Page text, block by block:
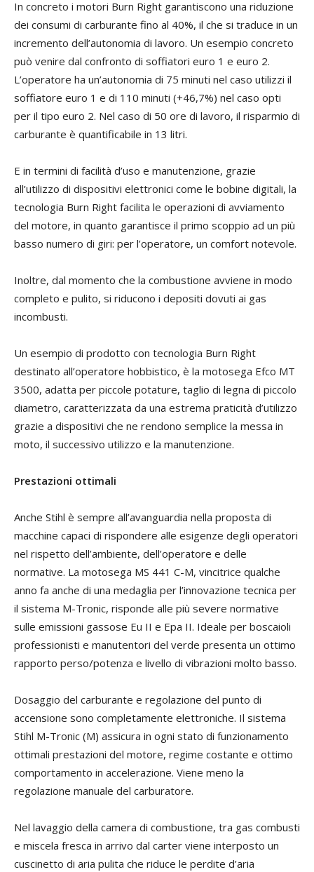
In concreto i motori Burn Right garantiscono una riduzione
dei consumi di carburante fino al 40%, il che si traduce in un
incremento dell’autonomia di lavoro. Un esempio concreto
può venire dal confronto di soffiatori euro 1 e euro 2.
L’operatore ha un’autonomia di 75 minuti nel caso utilizzi il
soffiatore euro 1 e di 110 minuti (+46,7%) nel caso opti
per il tipo euro 2. Nel caso di 50 ore di lavoro, il risparmio di
carburante è quantificabile in 13 litri.
E in termini di facilità d’uso e manutenzione, grazie
all’utilizzo di dispositivi elettronici come le bobine digitali, la
tecnologia Burn Right facilita le operazioni di avviamento
del motore, in quanto garantisce il primo scoppio ad un più
basso numero di giri: per l’operatore, un comfort notevole.
Inoltre, dal momento che la combustione avviene in modo
completo e pulito, si riducono i depositi dovuti ai gas
incombusti.
Un esempio di prodotto con tecnologia Burn Right
destinato all’operatore hobbistico, è la motosega Efco MT
3500, adatta per piccole potature, taglio di legna di piccolo
diametro, caratterizzata da una estrema praticità d’utilizzo
grazie a dispositivi che ne rendono semplice la messa in
moto, il successivo utilizzo e la manutenzione.
Prestazioni ottimali
Anche Stihl è sempre all’avanguardia nella proposta di
macchine capaci di rispondere alle esigenze degli operatori
nel rispetto dell’ambiente, dell’operatore e delle
normative. La motosega MS 441 C-M, vincitrice qualche
anno fa anche di una medaglia per l’innovazione tecnica per
il sistema M-Tronic, risponde alle più severe normative
sulle emissioni gassose Eu II e Epa II. Ideale per boscaioli
professionisti e manutentori del verde presenta un ottimo
rapporto perso/potenza e livello di vibrazioni molto basso.
Dosaggio del carburante e regolazione del punto di
accensione sono completamente elettroniche. Il sistema
Stihl M-Tronic (M) assicura in ogni stato di funzionamento
ottimali prestazioni del motore, regime costante e ottimo
comportamento in accelerazione. Viene meno la
regolazione manuale del carburatore.
Nel lavaggio della camera di combustione, tra gas combusti
e miscela fresca in arrivo dal carter viene interposto un
cuscinetto di aria pulita che riduce le perdite d’aria